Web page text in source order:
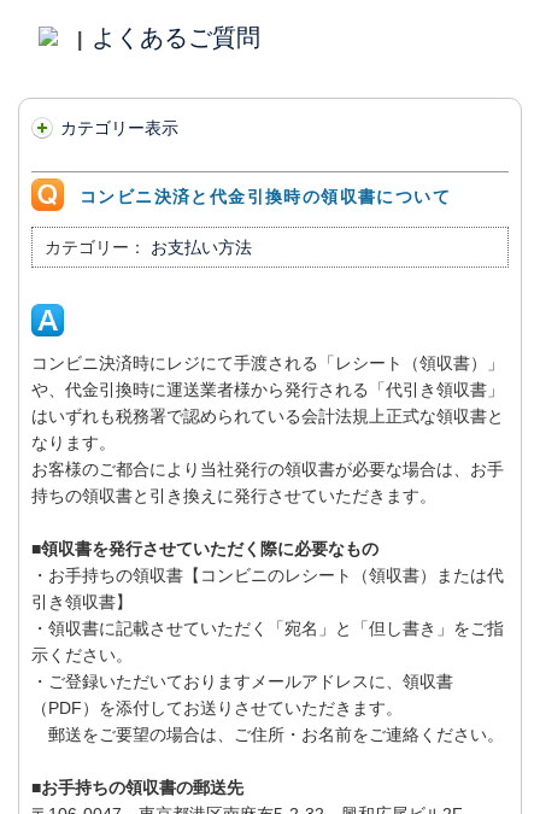
よくあるご質問
カテゴリー表示
コンビニ決済と代金引換時の領収書について
カテゴリー： お支払い方法
コンビニ決済時にレジにて手渡される「レシート（領収書）」
や、代金引換時に運送業者様から発行される「代引き領収書」
はいずれも税務署で認められている会計法規上正式な領収書と
なります。
お客様のご都合により当社発行の領収書が必要な場合は、お手
持ちの領収書と引き換えに発行させていただきます。
■領収書を発行させていただく際に必要なもの
・お手持ちの領収書【コンビニのレシート（領収書）または代
引き領収書】
・領収書に記載させていただく「宛名」と「但し書き」をご指
示ください。
・ご登録いただいておりますメールアドレスに、領収書
（PDF）を添付してお送りさせていただきます。
郵送をご要望の場合は、ご住所・お名前をご連絡ください。
■お手持ちの領収書の郵送先